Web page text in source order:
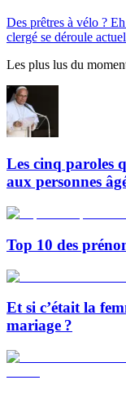
Des prêtres à vélo ?
clergé se déroule
Les plus lus du
Les cinq paroles
aux personnes
Top 10 des
Et si c’était la
mariage ?